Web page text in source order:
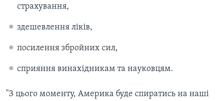
страхування,
здешевлення ліків,
посилення збройних сил,
сприяння винахідникам та науковцям.
"З цього моменту, Америка буде спиратись на наші